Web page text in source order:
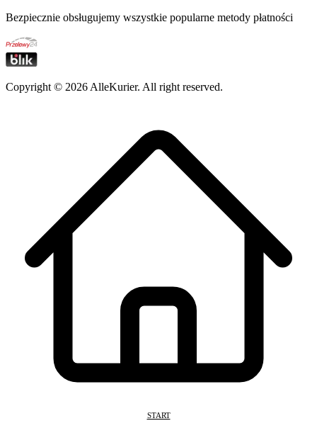
Bezpiecznie obsługujemy wszystkie popularne metody płatności
Copyright © 2026 AlleKurier. All right reserved.
START